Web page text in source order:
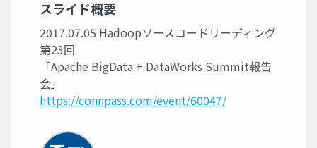
スライド概要
2017.07.05 Hadoopソースコードリーディング
第23回
「Apache BigData + DataWorks Summit報告
会」
https://connpass.com/event/60047/